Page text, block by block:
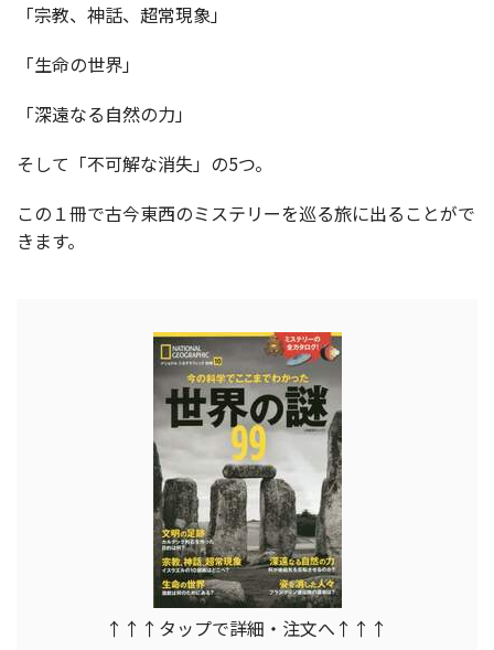
「宗教、神話、超常現象」
「生命の世界」
「深遠なる自然の力」
そして「不可解な消失」の5つ。
この１冊で古今東西のミステリーを巡る旅に出ることがで
きます。
↑↑↑タップで詳細・注文へ↑↑↑